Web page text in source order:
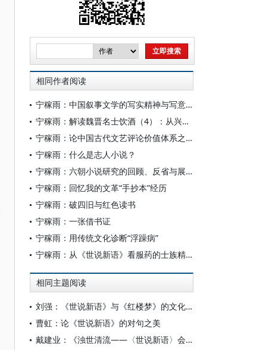
相同作者阅读
宁稼雨：中国叙事文学的写实精神与写意精神
宁稼雨：解读魏晋名士饮酒（4）：从兴亡之兆到慢形之具
宁稼雨：论中国古代文艺评论价值体系之研究价值
宁稼雨：什么是志人小说？
宁稼雨：六朝小说研究的回顾、反省与展望
宁稼雨：回忆我的文革“手抄本”经历
宁稼雨：破四旧与红色读书
宁稼雨：一张借书证
宁稼雨：用传统文化诊断“浮躁病”
宁稼雨：从《世说新语》看服药的士族精神
相同主题阅读
刘强：《世说新语》与《红楼梦》的文化共性
曹虹：论《世说新语》的对句之美
戴建业：《浊世清流——〈世说新语〉会心录》导言